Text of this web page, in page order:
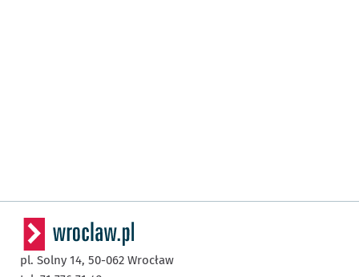
pl. Solny 14, 50-062 Wrocław